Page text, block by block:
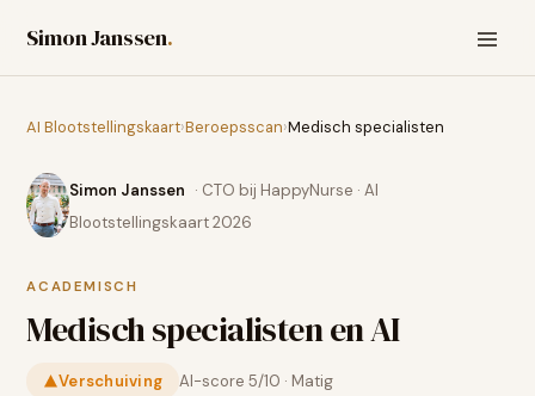
Simon Janssen.
AI Blootstellingskaart›Beroepsscan›Medisch specialisten
Simon Janssen · CTO bij HappyNurse · AI
Blootstellingskaart 2026
ACADEMISCH
Medisch specialistenen AI
Verschuiving AI-score 5/10 · Matig